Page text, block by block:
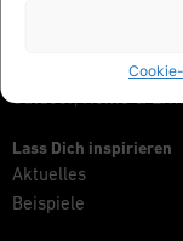
Messe, Retail & Event
Outdoor, Home &
Lass Dich inspirieren
Aktuelles
Beispiele